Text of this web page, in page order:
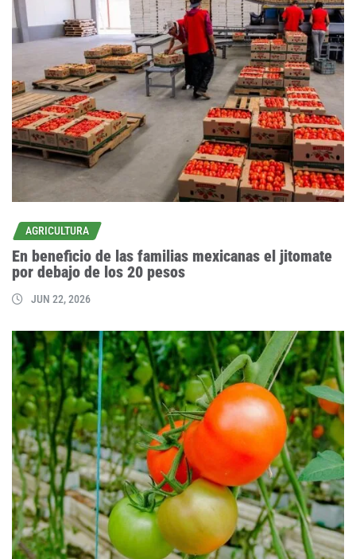
AGRICULTURA
En beneficio de las familias mexicanas el jitomate
por debajo de los 20 pesos
JUN 22, 2026